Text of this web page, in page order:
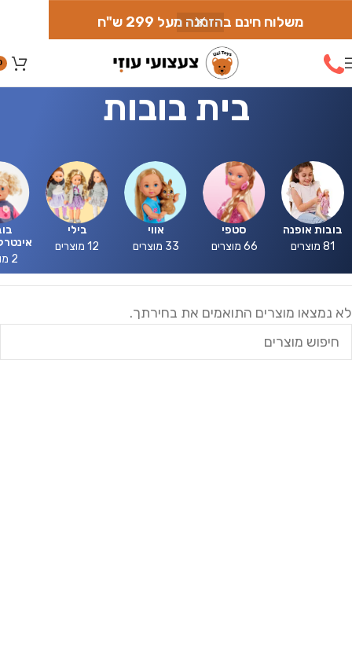
משלוח חינם בהזמנה מעל 299 ש"ח
בית בובות
בובות אופנה
81 מוצרים
סטפי
66 מוצרים
אווי
33 מוצרים
בילי
12 מוצרים
2 מוצרים
לא נמצאו מוצרים התואמים את בחירתך.